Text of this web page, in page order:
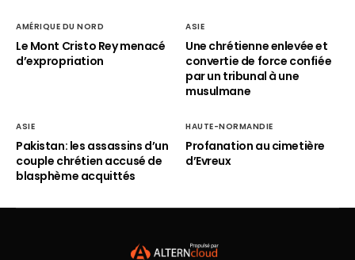
AMÉRIQUE DU NORD
Le Mont Cristo Rey menacé
d’expropriation
ASIE
Une chrétienne enlevée et
convertie de force confiée
par un tribunal à une
musulmane
ASIE
Pakistan: les assassins d’un
couple chrétien accusé de
blasphème acquittés
HAUTE-NORMANDIE
Profanation au cimetière
d’Evreux